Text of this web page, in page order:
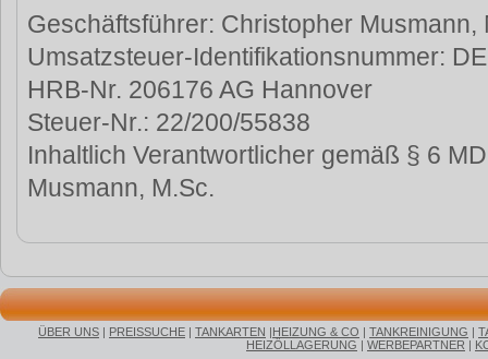
Geschäftsführer: Christopher Musmann,
Umsatzsteuer-Identifikationsnummer:
HRB-Nr. 206176 AG Hannover
Steuer-Nr.: 22/200/55838
Inhaltlich Verantwortlicher gemäß § 6
Musmann, M.Sc.
ÜBER UNS | PREISSUCHE | TANKARTEN |HEIZUNG & CO | TANKREINIGUNG |
HEIZÖLLAGERUNG | WERBEPARTNER |